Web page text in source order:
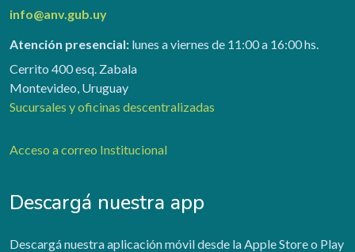
info@anv.gub.uy
Atención presencial: lunes a viernes de 11:00 a 16:00 hs.
Cerrito 400 esq. Zabala
Montevideo, Uruguay
Sucursales y oficinas descentralizadas
Acceso a correo Institucional
Descargá nuestra app
Descargá nuestra aplicación móvil desde la Apple Store o Play